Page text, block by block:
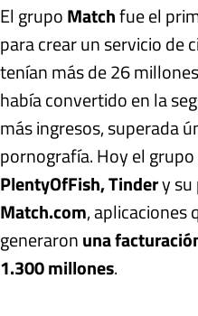
El grupoMatchfue el
para crear un servicio de
tenían más de 26
había convertido en la
más ingresos, superada
pornografía. Hoy el
PlentyOfFish, Tindery su
Match.com, aplicaciones
generaronuna
1.300 millones.